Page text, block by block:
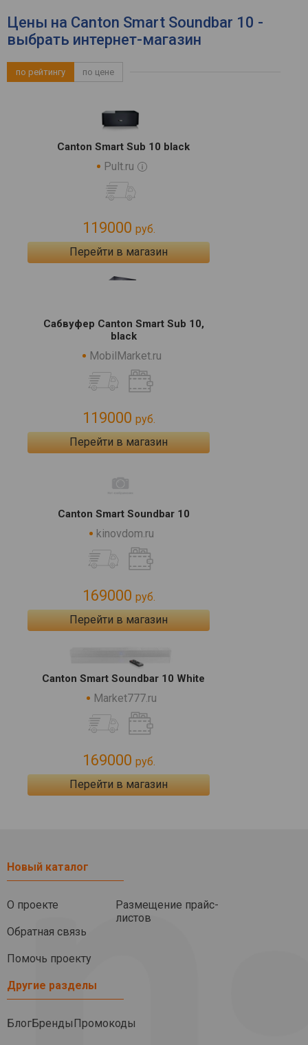
Цены на Canton Smart Soundbar 10 -
выбрать интернет-магазин
по рейтингу по цене
Canton Smart Sub 10 black
Pult.ru
119000 руб.
Перейти в магазин
Сабвуфер Canton Smart Sub 10,
black
MobilMarket.ru
119000 руб.
Перейти в магазин
Canton Smart Soundbar 10
kinovdom.ru
169000 руб.
Перейти в магазин
Canton Smart Soundbar 10 White
Market777.ru
169000 руб.
Перейти в магазин
Новый каталог
О проекте
Обратная связь
Помочь проекту
Размещение прайс-
листов
Другие разделы
БлогБрендыПромокоды